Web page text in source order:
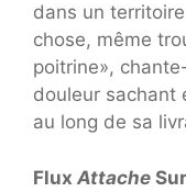
dans un
chose, même
poitrine»,
douleur sachant
au long de sa
Flux Attache